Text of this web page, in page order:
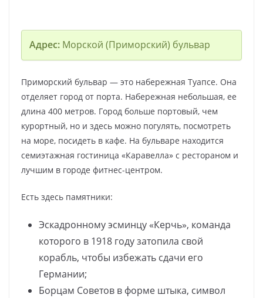
Адрес:Морской (Приморский) бульвар
Приморский бульвар — это набережная Туапсе. Она
отделяет город от порта. Набережная небольшая, ее
длина 400 метров. Город больше портовый, чем
курортный, но и здесь можно погулять, посмотреть
на море, посидеть в кафе. На бульваре находится
семиэтажная гостиница «Каравелла» с рестораном и
лучшим в городе фитнес-центром.
Есть здесь памятники:
Эскадронному эсминцу «Керчь», команда
которого в 1918 году затопила свой
корабль, чтобы избежать сдачи его
Германии;
Борцам Советов в форме штыка, символ